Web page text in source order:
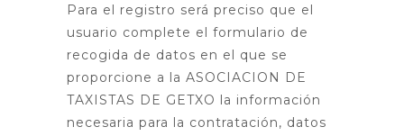
Para el registro será preciso que el
usuario complete el formulario de
recogida de datos en el que se
proporcione a la ASOCIACION DE
TAXISTAS DE GETXO la información
necesaria para la contratación, datos